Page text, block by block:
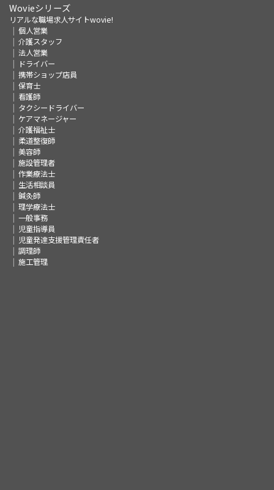
Wovieシリーズ
リアルな職場求人サイトwovie!
個人営業
介護スタッフ
法人営業
ドライバー
携帯ショップ店員
保育士
看護師
タクシードライバー
ケアマネージャー
介護福祉士
柔道整復師
美容師
施設管理者
作業療法士
生活相談員
鍼灸師
理学療法士
一般事務
児童指導員
児童発達支援管理責任者
調理師
施工管理